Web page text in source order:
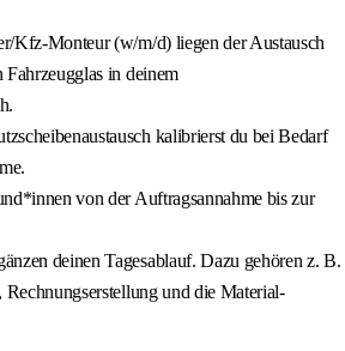
Kfz-Monteur (w/m/d) liegen der Austausch
in deinem
kalibrierst du bei Bedarf
von der Auftragsannahme bis zur
deinen Tagesablauf. Dazu gehören z. B.
Rechnungserstellung und die Material-